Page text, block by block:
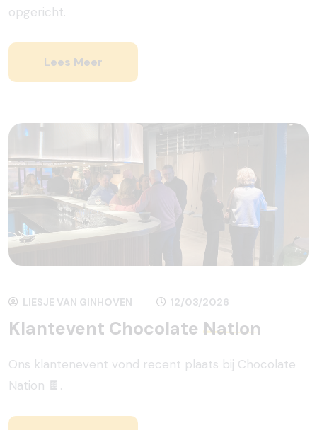
opgericht.
Lees Meer
LIESJE VAN GINHOVEN 12/03/2026
Klantevent Chocolate Nation
Ons klantenevent vond recent plaats bij Chocolate
Nation 🍫.